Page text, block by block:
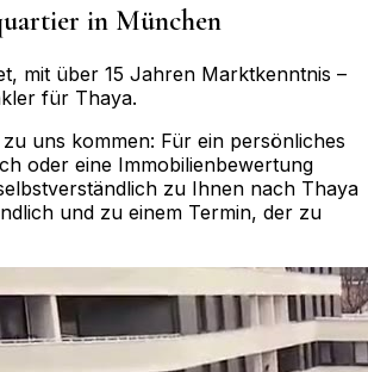
in München
mit über 15 Jahren Marktkenntnis –
für Thaya.
uns kommen: Für ein persönliches
oder eine Immobilienbewertung
zu Ihnen nach Thaya
und zu einem Termin, der zu